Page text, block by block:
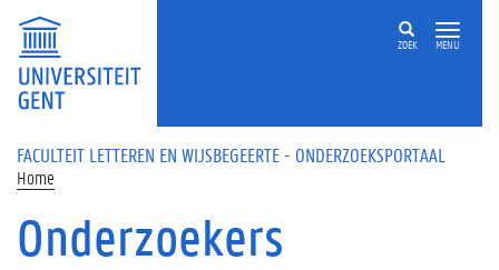
Overslaan en naar de inhoud gaan
ZOEK MENU
FACULTEIT LETTEREN EN WIJSBEGEERTE - ONDERZOEKSPORTAAL
Home
Onderzoekers